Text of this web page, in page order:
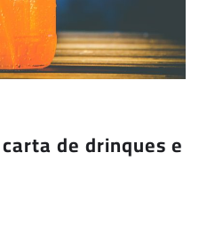
de drinques e